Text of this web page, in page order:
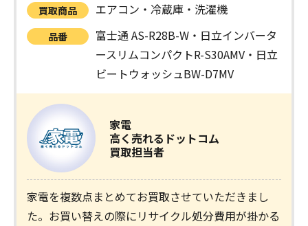
買取商品 エアコン・冷蔵庫・洗濯機
品番
富士通 AS-R28B-W・日立インバータ
ースリムコンパクトR-S30AMV・日立
ビートウォッシュBW-D7MV
家電
高く売れるドットコム
買取担当者
家電を複数点まとめてお買取させていただきまし
た。お買い替えの際にリサイクル処分費用が掛かる